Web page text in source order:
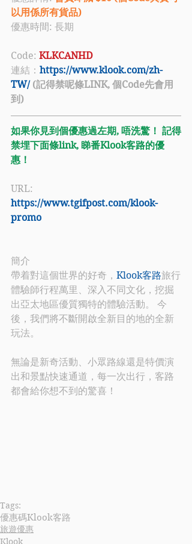
以用係所有貨品)
優惠時間: 長期
Code: KLKCANHD
連結： https://www.klook.com/zh-
TW/ (記得禁呢條LINK, 個Code先會用
到)
如果你見到個優惠過左期, 唔洗驚！ 記得
禁埋下面條link, 睇番Klook客路的優
惠！
URL:
https://www.tgifpost.com/klook-
promo
簡介
帶着對這個世界的好奇， Klook客路旅行
體驗師行程萬里、深入不同文化，挖掘
出亞太地區優質獨特的體驗活動。 今
後，我們將不斷開啟全新目的地的全新
玩法。
無論是新奇活動、小眾路線還是特價演
出和景點快速通道，每一次出行，客路
都會給你想不到的驚喜！
Tags:
優惠碼Klook客路
旅遊優惠
Klook